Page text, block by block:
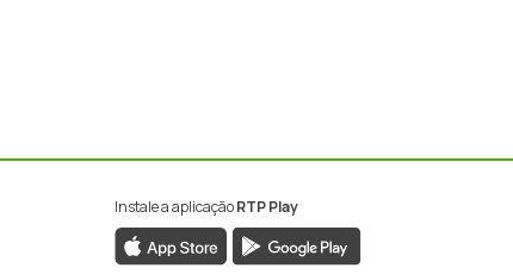
Instale a aplicaçãoRTP Play